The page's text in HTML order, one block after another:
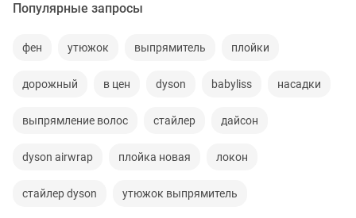
Популярные запросы
фен утюжок выпрямитель плойки
дорожный в цен dyson babyliss насадки
выпрямление волос стайлер дайсон
dyson airwrap плойка новая локон
стайлер dyson утюжок выпрямитель